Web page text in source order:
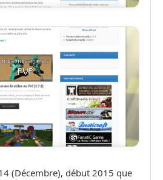
(Décembre), début 2015 que